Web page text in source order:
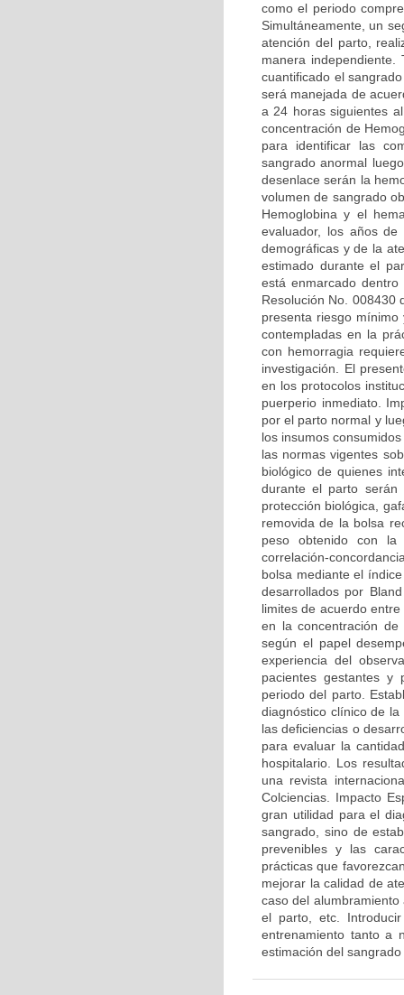
como el periodo
Simultáneamente, un
atención del parto,
manera
cuantificado el
será manejada de
a 24 horas siguientes
concentración de
para identificar las
sangrado anormal
desenlace serán la
volumen de sangrado
Hemoglobina y el
evaluador, los años
demográficas y de la
estimado durante el
está enmarcado
Resolución No. 008430
presenta riesgo
contempladas en la
con hemorragia
investigación. El
en los protocolos
puerperio inmediato.
por el parto normal y
los insumos
las normas vigentes
biológico de quienes
durante el parto serán
protección biológica,
removida de la bolsa
peso obtenido con la
correlación-
bolsa mediante el
desarrollados por
limites de acuerdo
en la concentración
según el papel
experiencia del
pacientes gestantes y
periodo del parto.
diagnóstico clínico de
las deficiencias o
para evaluar la
hospitalario. Los
una revista
Colciencias. Impacto
gran utilidad para el
sangrado, sino de
prevenibles y las
prácticas que
mejorar la calidad de
caso del
el parto, etc.
entrenamiento tanto a
estimación del